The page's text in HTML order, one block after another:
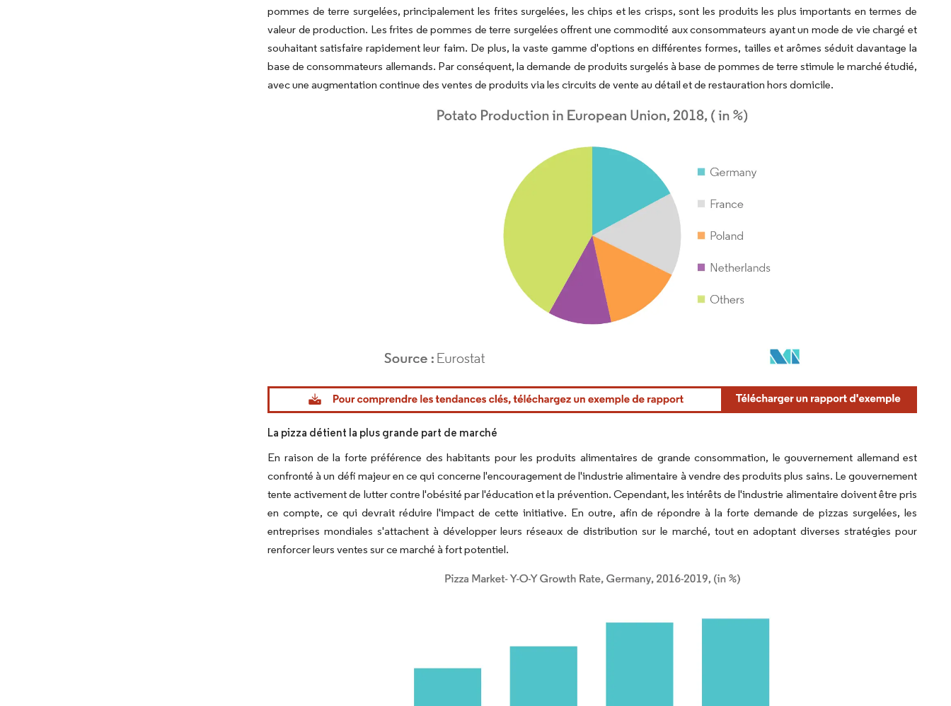
pommes de terre surgelées, principalement les frites surgelées, les chips et les crisps, sont les produits les plus importants en termes de
valeur de production. Les frites de pommes de terre surgelées offrent une commodité aux consommateurs ayant un mode de vie chargé et
souhaitant satisfaire rapidement leur faim. De plus, la vaste gamme d'options en différentes formes, tailles et arômes séduit davantage la
base de consommateurs allemands. Par conséquent, la demande de produits surgelés à base de pommes de terre stimule le marché étudié,
avec une augmentation continue des ventes de produits via les circuits de vente au détail et de restauration hors domicile.
Image © Mordor Intelligence. La réutilisation nécessite une attribution sous CC BY 4.0.
La pizza détient la plus grande part de marché
En raison de la forte préférence des habitants pour les produits alimentaires de grande consommation, le gouvernement allemand est
confronté à un défi majeur en ce qui concerne l'encouragement de l'industrie alimentaire à vendre des produits plus sains. Le gouvernement
tente activement de lutter contre l'obésité par l'éducation et la prévention. Cependant, les intérêts de l'industrie alimentaire doivent être pris
en compte, ce qui devrait réduire l'impact de cette initiative. En outre, afin de répondre à la forte demande de pizzas surgelées, les
entreprises mondiales s'attachent à développer leurs réseaux de distribution sur le marché, tout en adoptant diverses stratégies pour
renforcer leurs ventes sur ce marché à fort potentiel.